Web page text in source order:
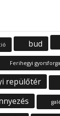
bud
Ferihegyi
repülőtér